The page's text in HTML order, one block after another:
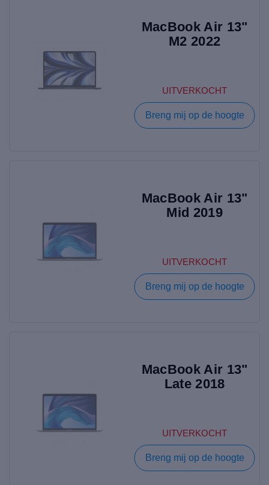
MacBook Air 13"
M2 2022
UITVERKOCHT
Breng mij op de hoogte
MacBook Air 13"
Mid 2019
UITVERKOCHT
Breng mij op de hoogte
MacBook Air 13"
Late 2018
UITVERKOCHT
Breng mij op de hoogte